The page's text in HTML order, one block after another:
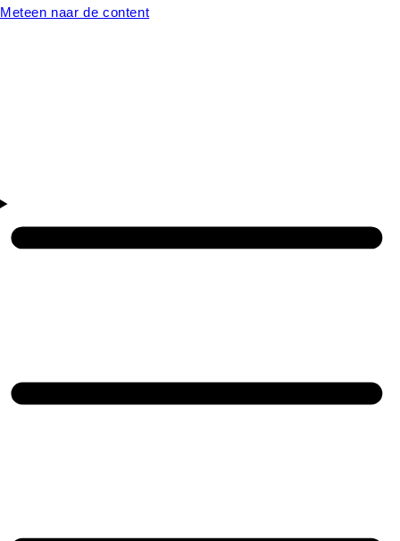
Meteen naar de content